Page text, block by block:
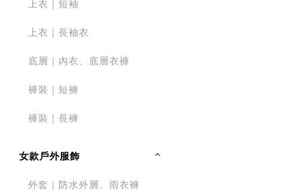
上衣｜短袖
上衣｜長袖衣
底層｜內衣、底層衣褲
褲裝｜短褲
褲裝｜長褲
女款戶外服飾
外套｜防水外層、雨衣褲